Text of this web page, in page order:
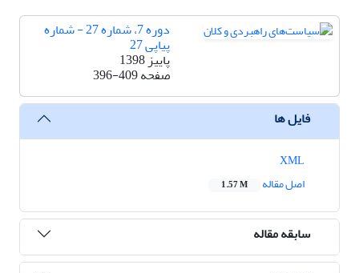
دوره 7، شماره 27 - شماره
پیاپی 27
پاییز 1398
صفحه396-409
فایل ها
اصل مقاله
1.57 M
سابقه مقاله